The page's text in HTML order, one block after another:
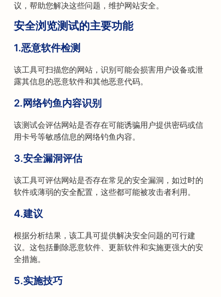
议，帮助您解决这些问题，维护网站安全。
安全浏览测试的主要功能
1.恶意软件检测
该工具可扫描您的网站，识别可能会损害用户设备或泄
露其信息的恶意软件和其他恶意代码。
2.网络钓鱼内容识别
该测试会评估网站是否存在可能诱骗用户提供密码或信
用卡号等敏感信息的网络钓鱼内容。
3.安全漏洞评估
该工具可评估网站是否存在常见的安全漏洞，如过时的
软件或薄弱的安全配置，这些都可能被攻击者利用。
4.建议
根据分析结果，该工具可提供解决安全问题的可行建
议。这包括删除恶意软件、更新软件和实施更强大的安
全措施。
5.实施技巧